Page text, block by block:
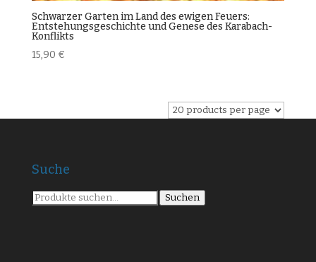
Schwarzer Garten im Land des ewigen Feuers:
Entstehungsgeschichte und Genese des Karabach-
Konflikts
15,90 €
Suche
Suche
nach:
Suchen